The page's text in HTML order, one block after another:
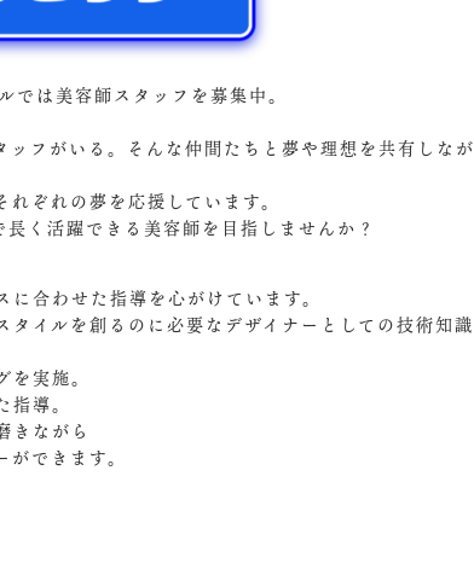
は美容師スタッフを募集中。
フがいる。そんな仲間たちと夢や理想を共有しなが
ぞれの夢を応援しています。
く活躍できる美容師を目指しませんか？
合わせた指導を心がけています。
イルを創るのに必要なデザイナーとしての技術知識
実施。
導。
きながら
できます。